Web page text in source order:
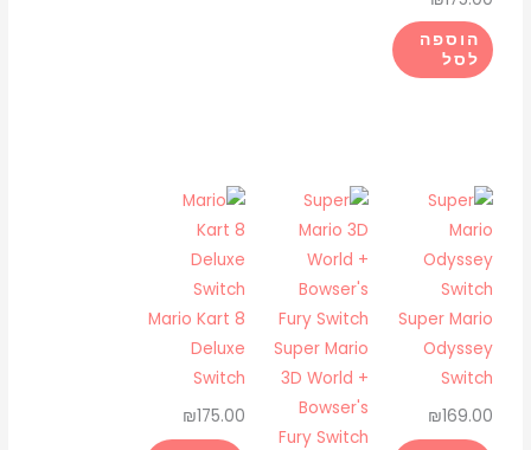
הוספה
לסל
Super Mario
Odyssey
Switch
₪169.00
Super Mario
3D World +
Bowser's
Fury Switch
Mario Kart 8
Deluxe
Switch
₪175.00